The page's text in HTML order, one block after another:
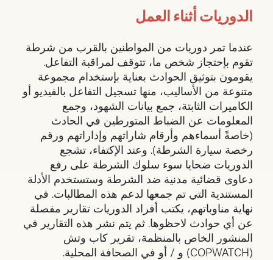
الدوريات أثناء العمل
عندما تمر دوريات من المواطنين بالقرب من شرطة
تقوم بإحتجاز شخص ما، تتوقف لمراقبة التفاعل.
يقومون بتوثيق الحوادث بعناية بإستخدام مجموعة
متنوعة من الأساليب، منها تسجيل التفاعل بالفيديو أو
الكاميرات الثابتة، جمع بيانات الشهود، وجمع
المعلومات عن الضباط المتورطين في الحادث
(خاصةً أسماءهم وأرقام شاراتهم وإداراتهم ورقم
رخصة سيارة الشرطة). وعند الإكتفاء، تشجع
الدوريات ضحايا سوء سلوك الشرطة على رفع
دعاوى قضائية مدنية ضد الشرطة وستستخدم الأدلة
المستندية التي تم جمعها لدعم هذه المطالبات. في
نهاية مناوباتهم، يكتب أفراد الدوريات تقارير مفصلة
عن أي حوادث لاحظوها. ثم يتم نشر هذه التقارير في
المنشور الخاص بالمنظمة، تقرير كاب وتش
(COPWATCH) و / أو في الصحافة المحلية.